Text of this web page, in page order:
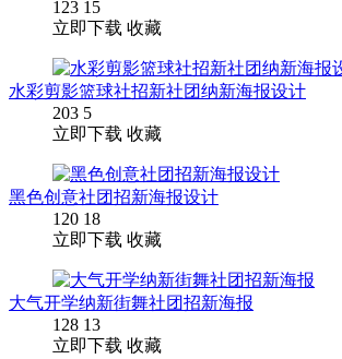
123 15
立即下载 收藏
水彩剪影篮球社招新社团纳新海报设计
203 5
立即下载 收藏
黑色创意社团招新海报设计
120 18
立即下载 收藏
大气开学纳新街舞社团招新海报
128 13
立即下载 收藏